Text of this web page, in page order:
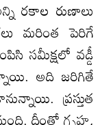
రకాల రుణాలు
మరింత పెరిగే
సమీక్షలో వడ్డీ
అది జరిగితే
ప్రస్తుత
దీంతో గృహ,